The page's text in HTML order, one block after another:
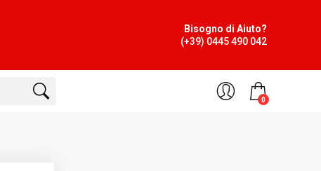
Bisogno di Aiuto?
(+39) 0445 490 042
0